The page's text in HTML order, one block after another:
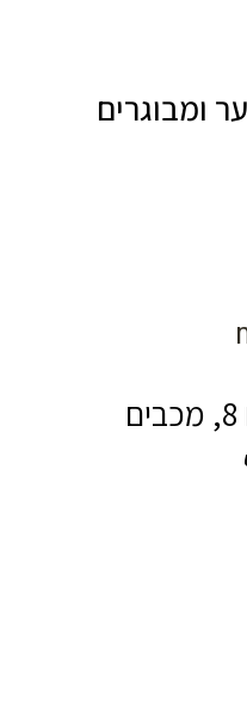
ומבוגרים